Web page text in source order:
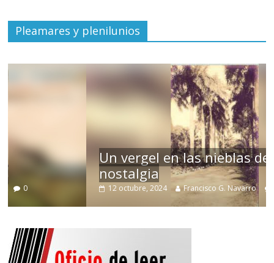
Pleamares y plenilunios
Un vergel en las nieblas de la
nostalgia
Francisco G. Navarro 0